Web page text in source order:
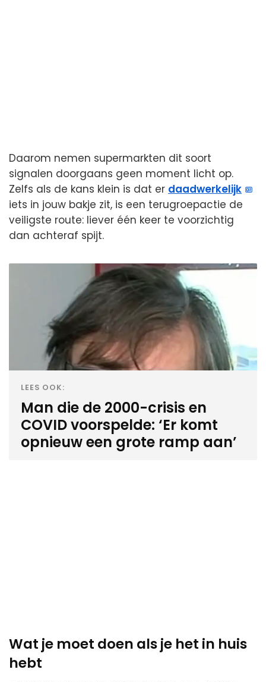
Daarom nemen supermarkten dit soort
signalen doorgaans geen moment licht op.
Zelfs als de kans klein is dat er daadwerkelijk
iets in jouw bakje zit, is een terugroepactie de
veiligste route: liever één keer te voorzichtig
dan achteraf spijt.
LEES OOK:
Man die de 2000-crisis en
COVID voorspelde: ‘Er komt
opnieuw een grote ramp aan’
Wat je moet doen als je het in huis
hebt